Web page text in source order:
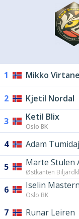
1 Mikko
2 Kjetil Nordal
3 Ketil Blix
Oslo BK
4 Adam
5 Marte Stulen
Østkanten
6 Iselin
Oslo BK
7 Runar Leiren